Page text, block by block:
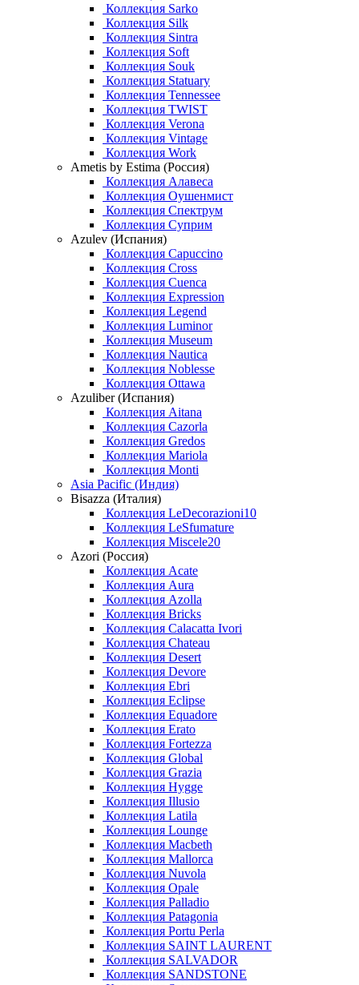
Коллекция Sarko
Коллекция Silk
Коллекция Sintra
Коллекция Soft
Коллекция Souk
Коллекция Statuary
Коллекция Tennessee
Коллекция TWIST
Коллекция Verona
Коллекция Vintage
Коллекция Work
Ametis by Estima (Россия)
Коллекция Алавеса
Коллекция Оушенмист
Коллекция Спектрум
Коллекция Суприм
Azulev (Испания)
Коллекция Capuccino
Коллекция Cross
Коллекция Cuenca
Коллекция Expression
Коллекция Legend
Коллекция Luminor
Коллекция Museum
Коллекция Nautica
Коллекция Noblesse
Коллекция Ottawa
Azuliber (Испания)
Коллекция Aitana
Коллекция Cazorla
Коллекция Gredos
Коллекция Mariola
Коллекция Monti
Asia Pacific (Индия)
Bisazza (Италия)
Коллекция LeDecorazioni10
Коллекция LeSfumature
Коллекция Miscele20
Azori (Россия)
Коллекция Acate
Коллекция Aura
Коллекция Azolla
Коллекция Bricks
Коллекция Calacatta Ivori
Коллекция Chateau
Коллекция Desert
Коллекция Devore
Коллекция Ebri
Коллекция Eclipse
Коллекция Equadore
Коллекция Erato
Коллекция Fortezza
Коллекция Global
Коллекция Grazia
Коллекция Hygge
Коллекция Illusio
Коллекция Latila
Коллекция Lounge
Коллекция Macbeth
Коллекция Mallorca
Коллекция Nuvola
Коллекция Opale
Коллекция Palladio
Коллекция Patagonia
Коллекция Portu Perla
Коллекция SAINT LAURENT
Коллекция SALVADOR
Коллекция SANDSTONE